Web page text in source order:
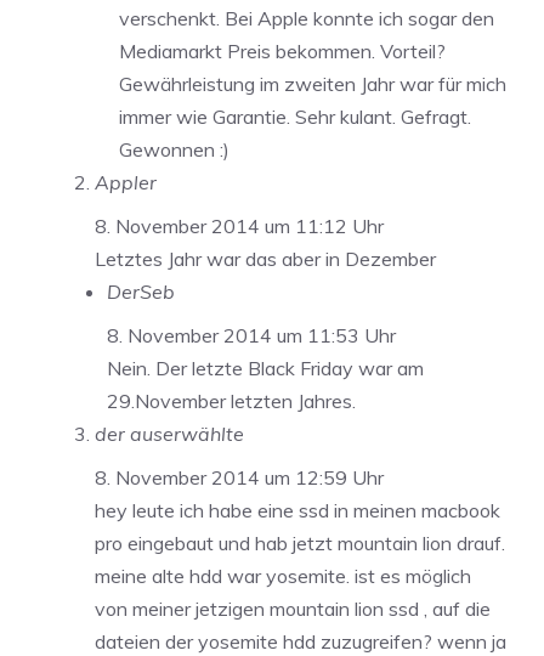
verschenkt. Bei Apple konnte ich sogar den
Mediamarkt Preis bekommen. Vorteil?
Gewährleistung im zweiten Jahr war für mich
immer wie Garantie. Sehr kulant. Gefragt.
Gewonnen :)
Appler
8. November 2014 um 11:12 Uhr
Letztes Jahr war das aber in Dezember
DerSeb
8. November 2014 um 11:53 Uhr
Nein. Der letzte Black Friday war am
29.November letzten Jahres.
der auserwählte
8. November 2014 um 12:59 Uhr
hey leute ich habe eine ssd in meinen macbook
pro eingebaut und hab jetzt mountain lion drauf.
meine alte hdd war yosemite. ist es möglich
von meiner jetzigen mountain lion ssd , auf die
dateien der yosemite hdd zuzugreifen? wenn ja